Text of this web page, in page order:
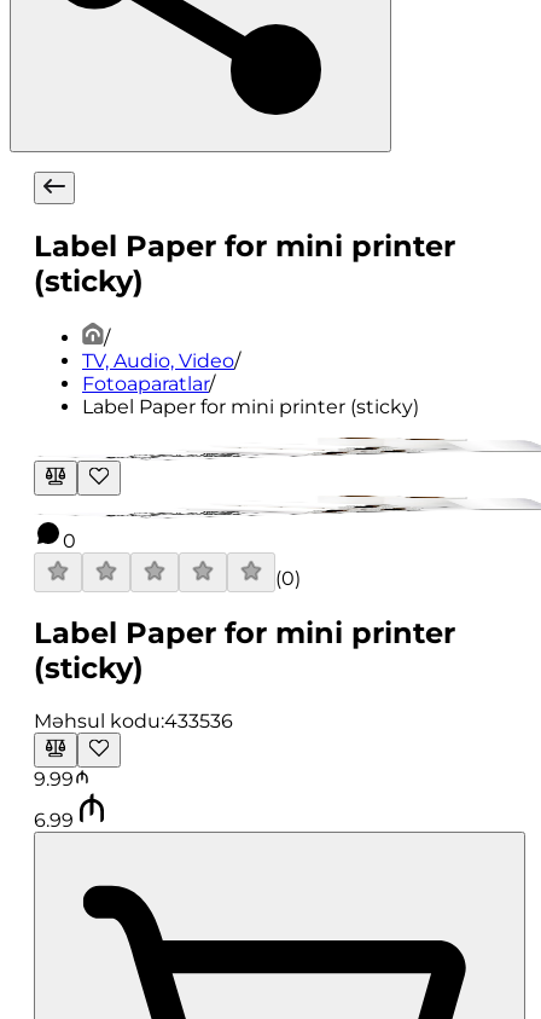
Label Paper for mini printer
(sticky)
/
TV, Audio, Video/
Fotoaparatlar/
Label Paper for mini printer (sticky)
0
(0)
Label Paper for mini printer
(sticky)
Məhsul kodu:433536
9.99
6.99